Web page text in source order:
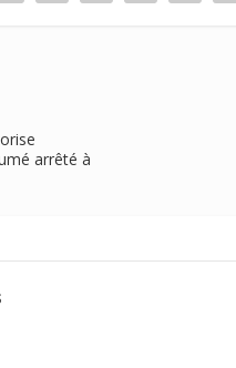
arrêté à